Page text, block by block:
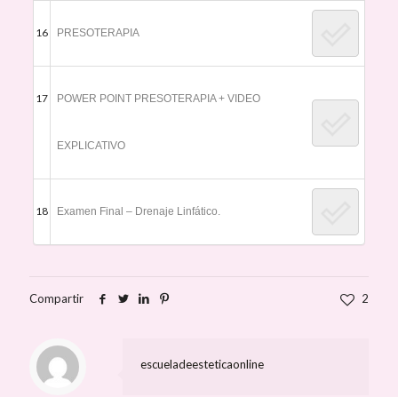
16 PRESOTERAPIA
17 POWER POINT PRESOTERAPIA + VIDEO
EXPLICATIVO
18 Examen Final – Drenaje Linfático.
Compartir 2
escueladeesteticaonline